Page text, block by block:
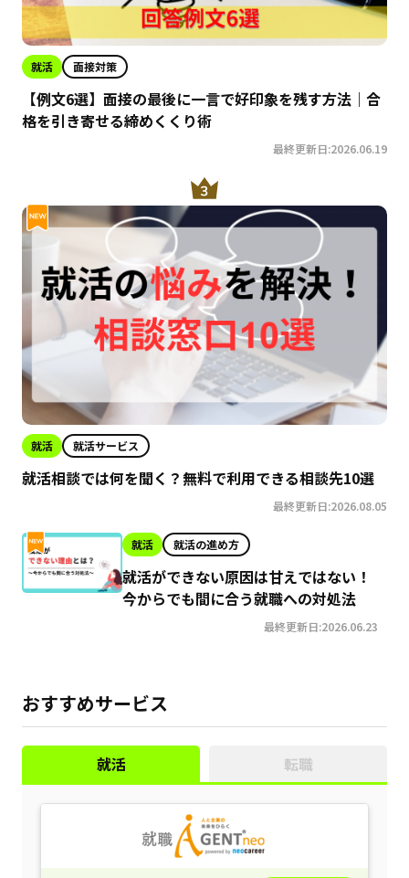
就活 面接対策
【例文6選】面接の最後に一言で好印象を残す方法｜合
格を引き寄せる締めくくり術
最終更新日:2026.06.19
就活 就活サービス
就活相談では何を聞く？無料で利用できる相談先10選
最終更新日:2026.08.05
就活 就活の進め方
就活ができない原因は甘えではない！
今からでも間に合う就職への対処法
最終更新日:2026.06.23
おすすめサービス
就活 転職